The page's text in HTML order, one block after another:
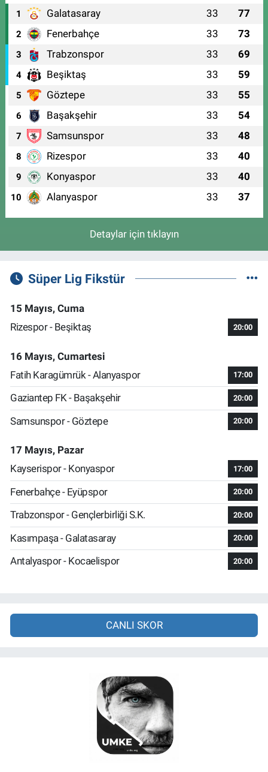
1 Galatasaray 33 77
2 Fenerbahçe 33 73
3 Trabzonspor 33 69
4 Beşiktaş 33 59
5 Göztepe 33 55
6 Başakşehir 33 54
7 Samsunspor 33 48
8 Rizespor 33 40
9 Konyaspor 33 40
10 Alanyaspor 33 37
Detaylar için tıklayın
Süper Lig Fikstür
15 Mayıs, Cuma
Rizespor - Beşiktaş
20:00
16 Mayıs, Cumartesi
Fatih Karagümrük - Alanyaspor
17:00
Gaziantep FK - Başakşehir 20:00
Samsunspor - Göztepe 20:00
17 Mayıs, Pazar
Kayserispor - Konyaspor
17:00
Fenerbahçe - Eyüpspor 20:00
Trabzonspor - Gençlerbirliği S.K. 20:00
Kasımpaşa - Galatasaray 20:00
Antalyaspor - Kocaelispor 20:00
CANLI SKOR